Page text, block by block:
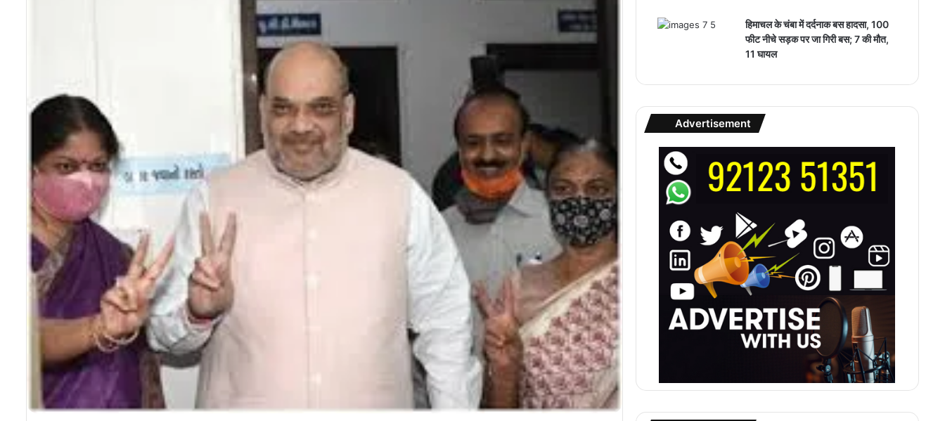
हिमाचल के चंबा में दर्दनाक बस हादसा, 100
फीट नीचे सड़क पर जा गिरी बस; 7 की मौत,
11 घायल
Advertisement